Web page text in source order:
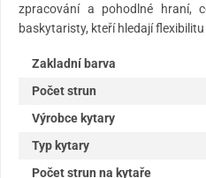
zpracování a pohodlné hraní,
baskytaristy, kteří hledají
Zakladní barva
Počet strun
Výrobce kytary
Typ kytary
Počet strun na kytaře